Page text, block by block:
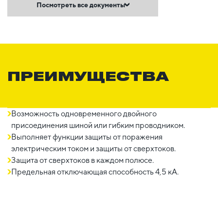
Посмотреть все документы
ПРЕИМУЩЕСТВА
Возможность одновременного двойного
присоединения шиной или гибким проводником.
Выполняет функции защиты от поражения
электрическим током и защиты от сверхтоков.
Защита от сверхтоков в каждом полюсе.
Предельная отключающая способность 4,5 кА.